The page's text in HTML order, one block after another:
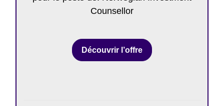
Counsellor
Découvrir l’offre